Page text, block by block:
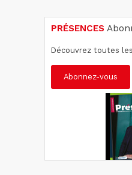
PRÉSENCES
Découvrez toutes
Abonnez-vous